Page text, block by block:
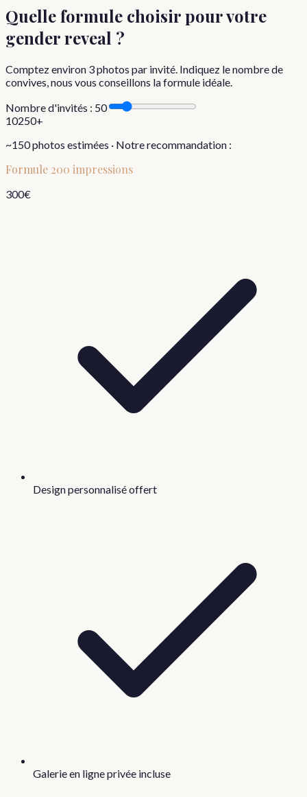
Quelle formule choisirpour votre
gender reveal ?
Comptez environ 3photos par invité. Indiquez le nombre de
convives, nous vous conseillons la formule idéale.
Nombre d'invités : 50
10250+
~150photos estimées · Notre recommandation :
Formule 200 impressions
300€
Design personnalisé offert
Galerie en ligne privée incluse